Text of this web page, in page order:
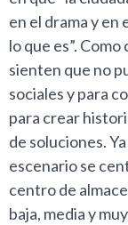
en el drama y
lo que es”.
sienten que no
sociales y para
para crear
de soluciones.
escenario se
centro de
baja, media y